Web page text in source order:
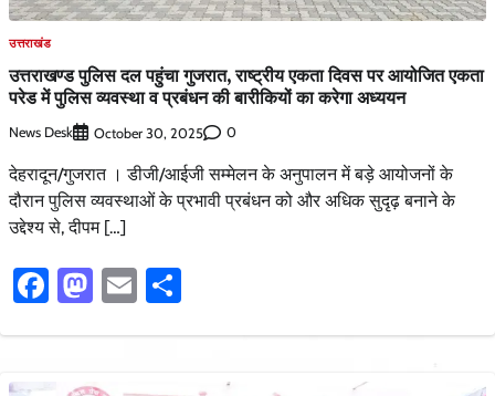
उत्तराखंड
उत्तराखण्ड पुलिस दल पहुंचा गुजरात, राष्ट्रीय एकता दिवस पर आयोजित एकता
परेड में पुलिस व्यवस्था व प्रबंधन की बारीकियों का करेगा अध्ययन
News Desk October 30, 2025 0
देहरादून/गुजरात । डीजी/आईजी सम्मेलन के अनुपालन में बड़े आयोजनों के
दौरान पुलिस व्यवस्थाओं के प्रभावी प्रबंधन को और अधिक सुदृढ़ बनाने के
उद्देश्य से, दीपम […]
Facebook
Mastodon
Email